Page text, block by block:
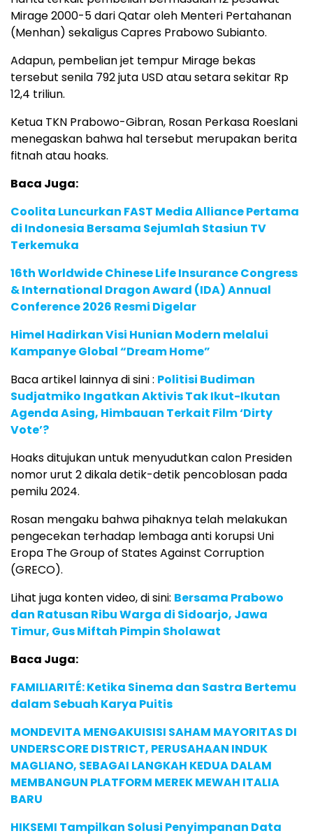
Mirage 2000-5 dari Qatar oleh Menteri Pertahanan
(Menhan) sekaligus Capres Prabowo Subianto.
Adapun, pembelian jet tempur Mirage bekas
tersebut senila 792 juta USD atau setara sekitar Rp
12,4 triliun.
Ketua TKN Prabowo-Gibran, Rosan Perkasa Roeslani
menegaskan bahwa hal tersebut merupakan berita
fitnah atau hoaks.
Baca Juga:
Coolita Luncurkan FAST Media Alliance Pertama
di Indonesia Bersama Sejumlah Stasiun TV
Terkemuka
16th Worldwide Chinese Life Insurance Congress
& International Dragon Award (IDA) Annual
Conference 2026 Resmi Digelar
Himel Hadirkan Visi Hunian Modern melalui
Kampanye Global “Dream Home”
Baca artikel lainnya di sini : Politisi Budiman
Sudjatmiko Ingatkan Aktivis Tak Ikut-Ikutan
Agenda Asing, Himbauan Terkait Film ‘Dirty
Vote’?
Hoaks ditujukan untuk menyudutkan calon Presiden
nomor urut 2 dikala detik-detik pencoblosan pada
pemilu 2024.
Rosan mengaku bahwa pihaknya telah melakukan
pengecekan terhadap lembaga anti korupsi Uni
Eropa The Group of States Against Corruption
(GRECO).
Lihat juga konten video, di sini: Bersama Prabowo
dan Ratusan Ribu Warga di Sidoarjo, Jawa
Timur, Gus Miftah Pimpin Sholawat
Baca Juga:
FAMILIARITÉ: Ketika Sinema dan Sastra Bertemu
dalam Sebuah Karya Puitis
MONDEVITA MENGAKUISISI SAHAM MAYORITAS DI
UNDERSCORE DISTRICT, PERUSAHAAN INDUK
MAGLIANO, SEBAGAI LANGKAH KEDUA DALAM
MEMBANGUN PLATFORM MEREK MEWAH ITALIA
BARU
HIKSEMI Tampilkan Solusi Penyimpanan Data